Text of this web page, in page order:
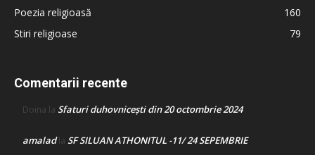
Poezia religioasă
160
Stiri religioase
79
Comentarii recente
Doina la Sfaturi duhovnicești din 20 octombrie 2024
amaladla SF SILUAN ATHONITUL -11/ 24 SEPEMBRIE